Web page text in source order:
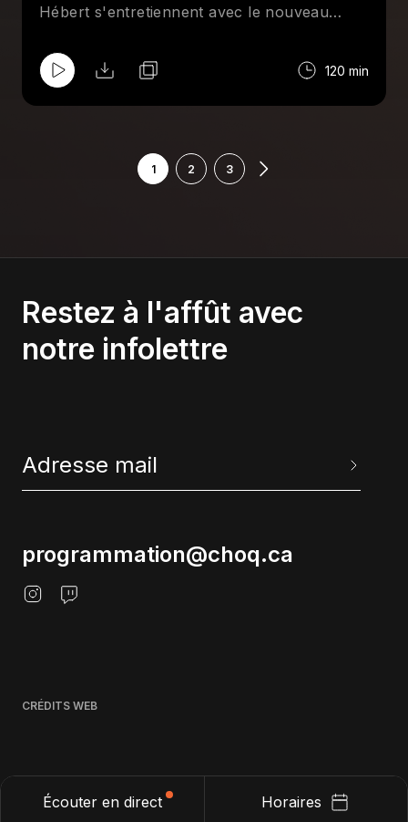
Écouter en direct Horaires
Hébert s'entretiennent avec le nouveau
NSPW, le "champian du mande", Marko
Estrada. Aussi au menu : Comiccon, Mick120 min
1 2 3
Restez à l'affût avec
notre infolettre
programmation@choq.ca
CRÉDITS WEB